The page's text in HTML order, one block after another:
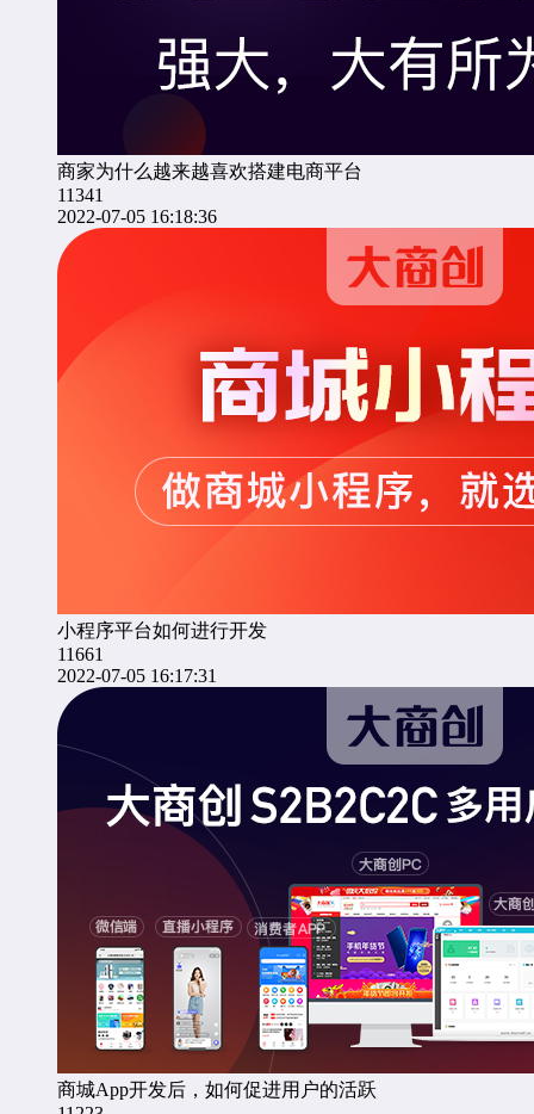
商家为什么越来越喜欢搭建电商平台
11341
2022-07-05 16:18:36
小程序平台如何进行开发
11661
2022-07-05 16:17:31
商城App开发后，如何促进用户的活跃